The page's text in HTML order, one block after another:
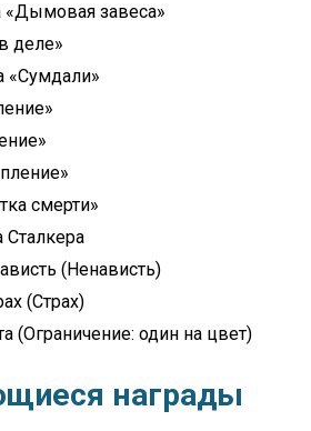
«Дымовая завеса»
деле»
«Сумдали»
смерти»
Сталкера
(Ненависть)
(Страх)
(Ограничение: один на цвет)
награды